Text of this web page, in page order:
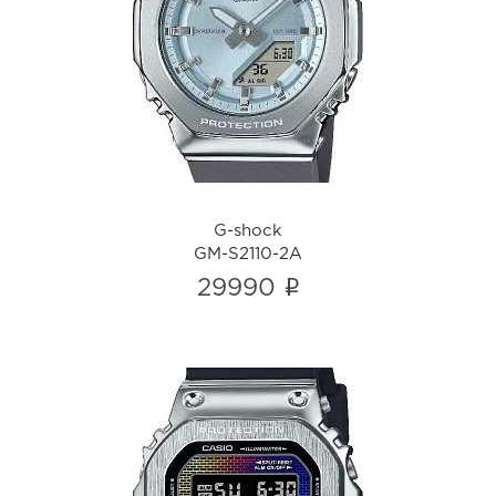
G-shock
GM-S2110-2A
i
G-shock
GM-S2110-2A
29990 i